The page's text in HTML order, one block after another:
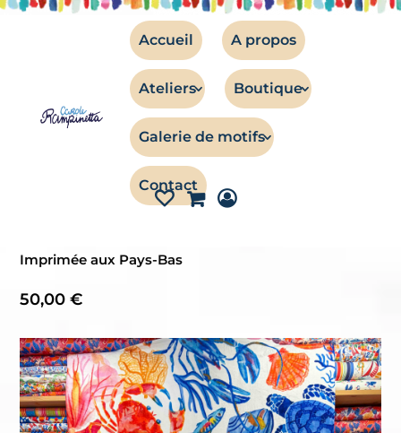
Accueil A propos
Ateliers Boutique
Galerie de motifs
Contact
TISSUS
Serviette de plage – Pacifique
Serviette de plage – Modèle Pacifique
Imprimée aux Pays-Bas
50,00€